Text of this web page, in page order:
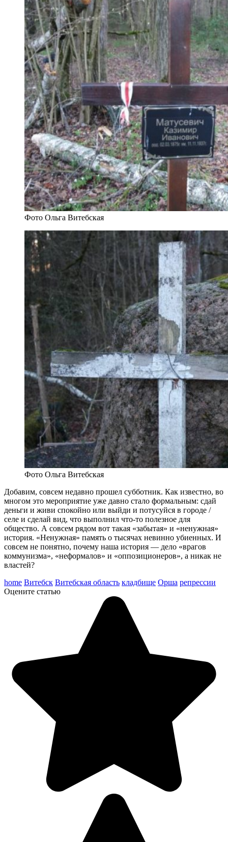
Фото Ольга Витебская
Фото Ольга Витебская
Добавим, совсем недавно прошел субботник. Как известно, во
многом это мероприятие уже давно стало формальным: сдай
деньги и живи спокойно или выйди и потусуйся в городе /
селе и сделай вид, что выполнил что-то полезное для
общество. А совсем рядом вот такая «забытая» и «ненужная»
история. «Ненужная» память о тысячах невинно убиенных. И
совсем не понятно, почему наша история — дело «врагов
коммунизма», «неформалов» и «оппозиционеров», а никак не
властей?
home Витебск Витебская область кладбище Орша репрессии
Оцените статью